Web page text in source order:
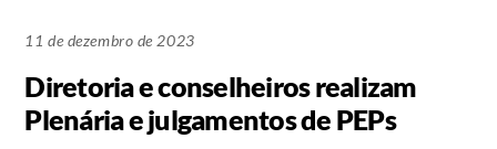
11 de dezembro de 2023
Diretoria e conselheiros realizam
Plenária e julgamentos de PEPs